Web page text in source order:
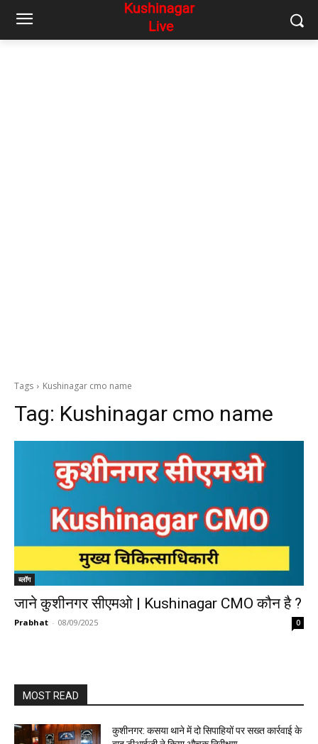
Tags Kushinagar cmo name
Tag: Kushinagar cmo name
ब्लॉग
जाने कुशीनगर सीएमओ | Kushinagar CMO कौन है ?
Prabhat - 08/09/2025 0
MOST READ
कुशीनगर: कसया थाने में दो सिपाहियों पर सख्त कार्रवाई के